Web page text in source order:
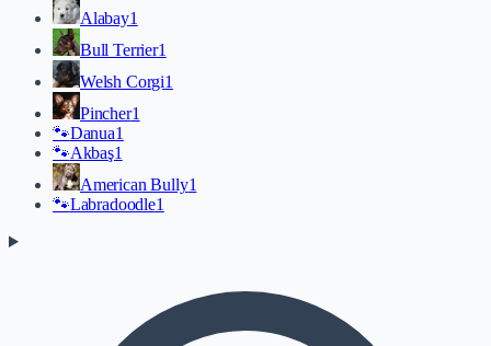
Alabay1
Bull Terrier1
Welsh Corgi1
Pincher1
🐾Danua1
🐾Akbaş1
American Bully1
🐾Labradoodle1